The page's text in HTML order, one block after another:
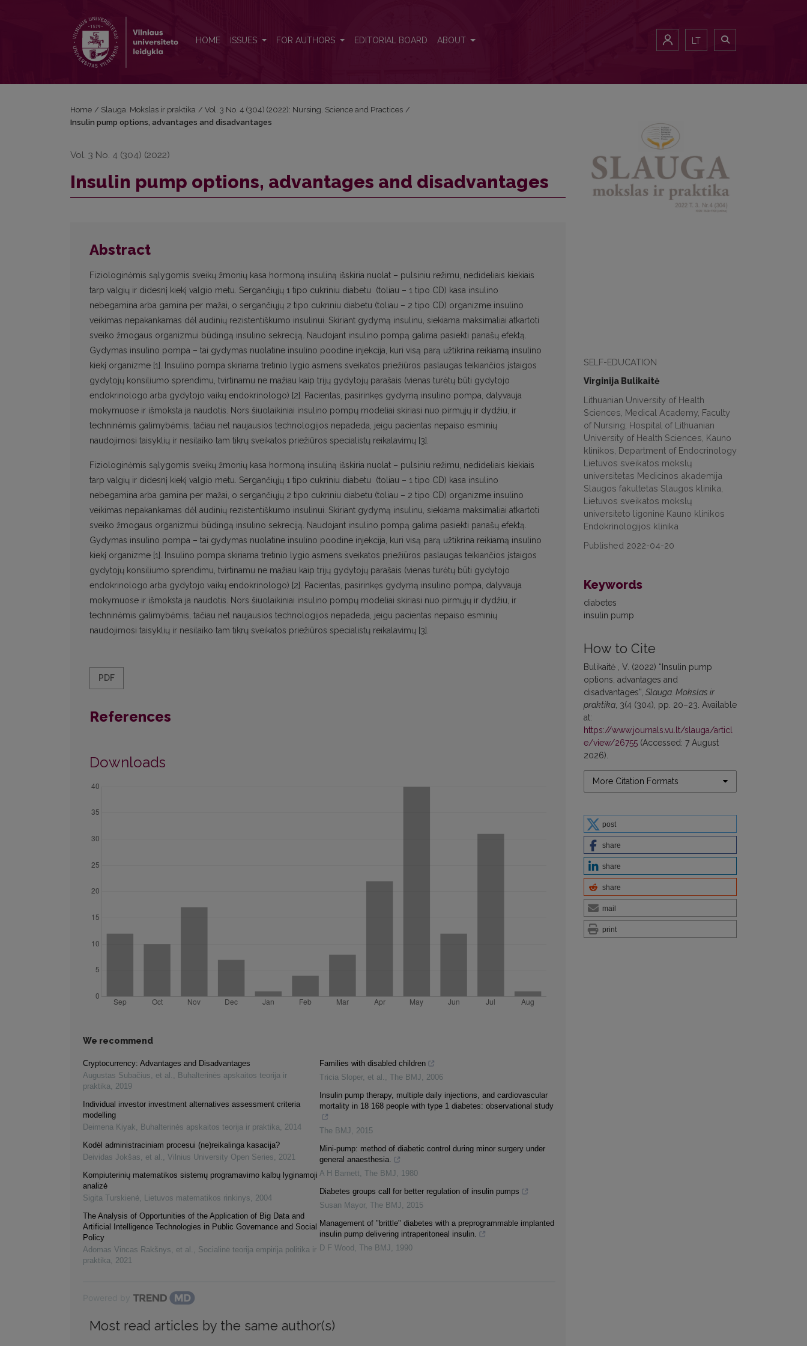
HOME ISSUES FOR AUTHORS EDITORIAL BOARD ABOUT LT
SELF-EDUCATION
Virginija Bulikaitė
Lithuanian University of Health
Sciences, Medical Academy, Faculty
of Nursing; Hospital of Lithuanian
University of Health Sciences, Kauno
klinikos, Department of Endocrinology
Lietuvos sveikatos mokslų
universitetas Medicinos akademija
Slaugos fakultetas Slaugos klinika,
Lietuvos sveikatos mokslų
universiteto ligoninė Kauno klinikos
Endokrinologijos klinika
Published 2022-04-20
Keywords
diabetes
insulin pump
How to Cite
Bulikaitė , V. (2022) “Insulin pump
options, advantages and
disadvantages”, Slauga. Mokslas ir
praktika , 3(4 (304), pp. 20–23. Available
at:
https://www.journals.vu.lt/slauga/articl
e/view/26755 (Accessed: 7 August
2026).
More Citation Formats
post
share
share
share
mail
print
Home / Slauga. Mokslas ir praktika / Vol. 3 No. 4 (304) (2022): Nursing. Science and Practices /
Insulin pump options, advantages and disadvantages
Vol. 3 No. 4 (304) (2022)
Insulin pump options, advantages and disadvantages
Abstract
Fiziologinėmis sąlygomis sveikų žmonių kasa hormoną insuliną išskiria nuolat – pulsiniu režimu, nedideliais kiekiais
tarp valgių ir didesnį kiekį valgio metu. Sergančiųjų 1 tipo cukriniu diabetu (toliau – 1 tipo CD) kasa insulino
nebegamina arba gamina per mažai, o sergančiųjų 2 tipo cukriniu diabetu (toliau – 2 tipo CD) organizme insulino
veikimas nepakankamas dėl audinių rezistentiškumo insulinui. Skiriant gydymą insulinu, siekiama maksimaliai atkartoti
sveiko žmogaus organizmui būdingą insulino sekreciją. Naudojant insulino pompą galima pasiekti panašų efektą.
Gydymas insulino pompa – tai gydymas nuolatine insulino poodine injekcija, kuri visą parą užtikrina reikiamą insulino
kiekį organizme [1]. Insulino pompa skiriama tretinio lygio asmens sveikatos priežiūros paslaugas teikiančios įstaigos
gydytojų konsiliumo sprendimu, tvirtinamu ne mažiau kaip trijų gydytojų parašais (vienas turėtų būti gydytojo
endokrinologo arba gydytojo vaikų endokrinologo) [2]. Pacientas, pasirinkęs gydymą insulino pompa, dalyvauja
mokymuose ir išmoksta ja naudotis. Nors šiuolaikiniai insulino pompų modeliai skiriasi nuo pirmųjų ir dydžiu, ir
techninėmis galimybėmis, tačiau net naujausios technologijos nepadeda, jeigu pacientas nepaiso esminių
naudojimosi taisyklių ir nesilaiko tam tikrų sveikatos priežiūros specialistų reikalavimų [3].
Fiziologinėmis sąlygomis sveikų žmonių kasa hormoną insuliną išskiria nuolat – pulsiniu režimu, nedideliais kiekiais
tarp valgių ir didesnį kiekį valgio metu. Sergančiųjų 1 tipo cukriniu diabetu (toliau – 1 tipo CD) kasa insulino
nebegamina arba gamina per mažai, o sergančiųjų 2 tipo cukriniu diabetu (toliau – 2 tipo CD) organizme insulino
veikimas nepakankamas dėl audinių rezistentiškumo insulinui. Skiriant gydymą insulinu, siekiama maksimaliai atkartoti
sveiko žmogaus organizmui būdingą insulino sekreciją. Naudojant insulino pompą galima pasiekti panašų efektą.
Gydymas insulino pompa – tai gydymas nuolatine insulino poodine injekcija, kuri visą parą užtikrina reikiamą insulino
kiekį organizme [1]. Insulino pompa skiriama tretinio lygio asmens sveikatos priežiūros paslaugas teikiančios įstaigos
gydytojų konsiliumo sprendimu, tvirtinamu ne mažiau kaip trijų gydytojų parašais (vienas turėtų būti gydytojo
endokrinologo arba gydytojo vaikų endokrinologo) [2]. Pacientas, pasirinkęs gydymą insulino pompa, dalyvauja
mokymuose ir išmoksta ja naudotis. Nors šiuolaikiniai insulino pompų modeliai skiriasi nuo pirmųjų ir dydžiu, ir
techninėmis galimybėmis, tačiau net naujausios technologijos nepadeda, jeigu pacientas nepaiso esminių
naudojimosi taisyklių ir nesilaiko tam tikrų sveikatos priežiūros specialistų reikalavimų [3].
PDF
References
Downloads
We recommend
Cryptocurrency: Advantages and Disadvantages
Augustas Subačius, et al. , Buhalterinės apskaitos teorija ir
praktika, 2019
Individual investor investment alternatives assessment criteria
modelling
Deimena Kiyak, Buhalterinės apskaitos teorija ir praktika, 2014
Kodėl administraciniam procesui (ne)reikalinga kasacija?
Deividas Jokšas, et al. , Vilnius University Open Series, 2021
Kompiuterinių matematikos sistemų programavimo kalbų lyginamoji
analizė
Sigita Turskienė, Lietuvos matematikos rinkinys, 2004
The Analysis of Opportunities of the Application of Big Data and
Artificial Intelligence Technologies in Public Governance and Social
Policy
Adomas Vincas Rakšnys, et al. , Socialinė teorija empirija politika ir
praktika, 2021
Families with disabled children
Tricia Sloper, et al. , The BMJ , 2006
Insulin pump therapy, multiple daily injections, and cardiovascular
mortality in 18 168 people with type 1 diabetes: observational study
The BMJ , 2015
Mini-pump: method of diabetic control during minor surgery under
general anaesthesia.
A H Barnett, The BMJ , 1980
Diabetes groups call for better regulation of insulin pumps
Susan Mayor, The BMJ , 2015
Management of "brittle" diabetes with a preprogrammable implanted
insulin pump delivering intraperitoneal insulin.
D F Wood , The BMJ , 1990
Most read articles by the same author(s)